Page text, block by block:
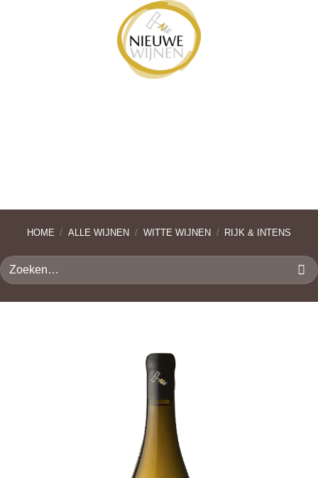
HOME / ALLE WIJNEN / WITTE WIJNEN / RIJK & INTENS
Zoeken
naar: